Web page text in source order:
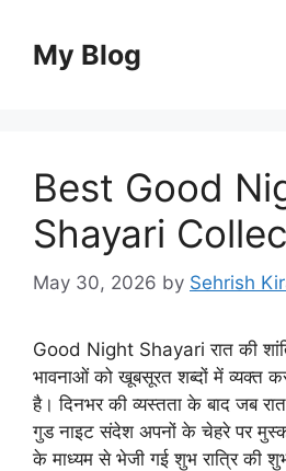
contentMy Blog
Best Good
Shayari
May 30, 2026 by Sehrish
Good Night Shayari रात की
भावनाओं को खूबसूरत शब्दों में व्यक्त
है। दिनभर की व्यस्तता के बाद जब
गुड नाइट संदेश अपनों के चेहरे पर
के माध्यम से भेजी गई शुभ रात्रि की